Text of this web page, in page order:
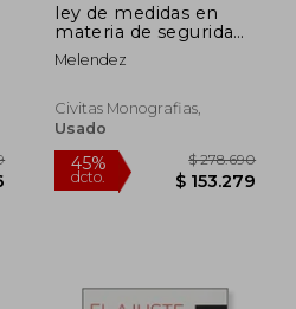
ley de medidas en
materia de seguridad
social
Melendez
Civitas Monografias,
Usado